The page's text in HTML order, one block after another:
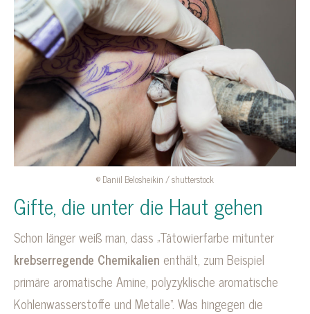
© Daniil Belosheikin / shutterstock
Gifte, die unter die Haut gehen
Schon länger weiß man, dass „Tätowierfarbe mitunter
krebserregende Chemikalien enthält, zum Beispiel
primäre aromatische Amine, polyzyklische aromatische
Kohlenwasserstoffe und Metalle“. Was hingegen die